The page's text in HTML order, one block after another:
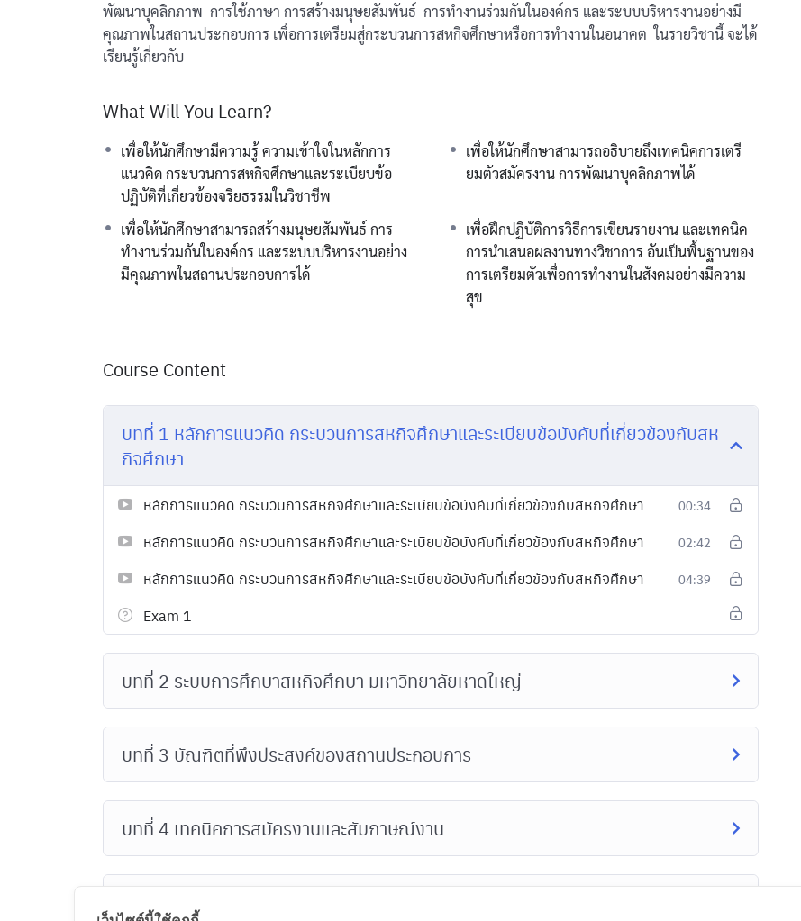
พัฒนาบุคลิกภาพ การใช้ภาษา การสร้างมนุษยสัมพันธ์ การทำงานร่วมกันในองค์กร และระบบบริหารงานอย่างมี
คุณภาพในสถานประกอบการ เพื่อการเตรียมสู่กระบวนการสหกิจศึกษาหรือการทำงานในอนาคต ในรายวิชานี้ จะได้
เรียนรู้เกี่ยวกับ
What Will You Learn?
เพื่อให้นักศึกษามีความรู้ ความเข้าใจในหลักการ
แนวคิด กระบวนการสหกิจศึกษาและระเบียบข้อ
ปฏิบัติที่เกี่ยวข้องจริยธรรมในวิชาชีพ
เพื่อให้นักศึกษาสามารถอธิบายถึงเทคนิคการเตรี
ยมตัวสมัครงาน การพัฒนาบุคลิกภาพได้
เพื่อให้นักศึกษาสามารถสร้างมนุษยสัมพันธ์ การ
ทำงานร่วมกันในองค์กร และระบบบริหารงานอย่าง
มีคุณภาพในสถานประกอบการได้
เพื่อฝึกปฏิบัติการวิธีการเขียนรายงาน และเทคนิค
การนำเสนอผลงานทางวิชาการ อันเป็นพื้นฐานของ
การเตรียมตัวเพื่อการทำงานในสังคมอย่างมีความ
สุข
Course Content
บทที่ 1 หลักการแนวคิด กระบวนการสหกิจศึกษาและระเบียบข้อบังคับที่เกี่ยวข้องกับสห
กิจศึกษา
หลักการแนวคิด กระบวนการสหกิจศึกษาและระเบียบข้อบังคับที่เกี่ยวข้องกับสหกิจศึกษา 00:34
หลักการแนวคิด กระบวนการสหกิจศึกษาและระเบียบข้อบังคับที่เกี่ยวข้องกับสหกิจศึกษา 02:42
หลักการแนวคิด กระบวนการสหกิจศึกษาและระเบียบข้อบังคับที่เกี่ยวข้องกับสหกิจศึกษา 04:39
Exam 1
บทที่ 2 ระบบการศึกษาสหกิจศึกษา มหาวิทยาลัยหาดใหญ่
บทที่ 3 บัณฑิตที่พึงประสงค์ของสถานประกอบการ
บทที่ 4 เทคนิคการสมัครงานและสัมภาษณ์งาน